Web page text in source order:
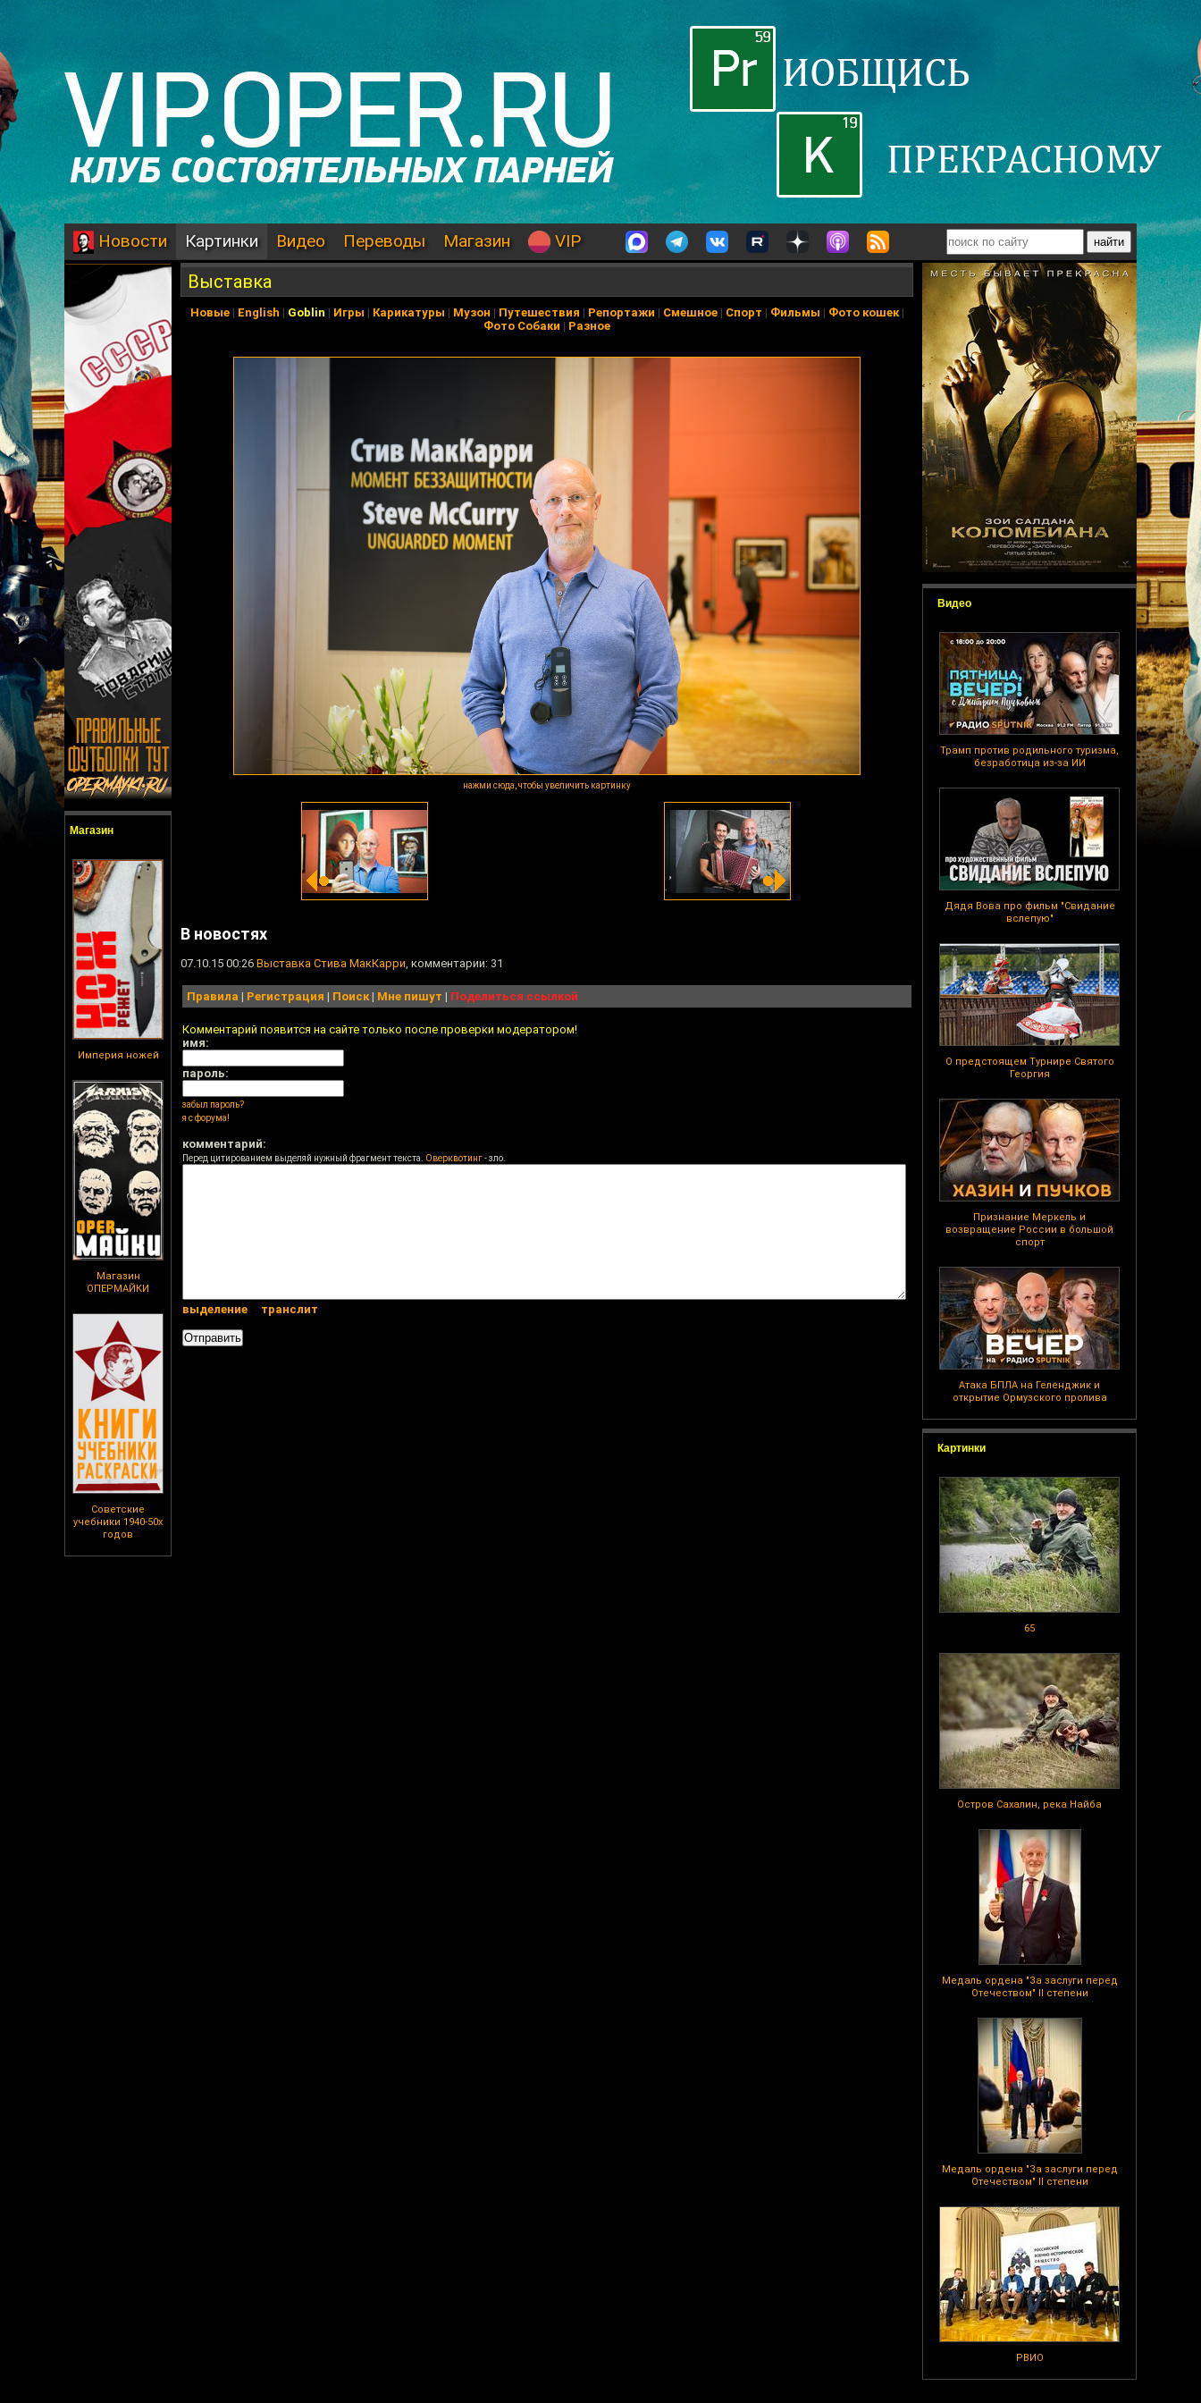
Новости Картинки Видео Переводы Магазин VIP
Магазин
Империя ножей
Магазин
ОПЕРМАЙКИ
Советские
учебники 1940-50х
годов
Видео
Трамп против родильного туризма,
безработица из-за ИИ
Дядя Вова про фильм "Свидание
вслепую"
О предстоящем Турнире Святого
Георгия
Признание Меркель и
возвращение России в большой
спорт
Атака БПЛА на Геленджик и
открытие Ормузского пролива
Картинки
65
Остров Сахалин, река Найба
Медаль ордена "За заслуги перед
Отечеством" II степени
Медаль ордена "За заслуги перед
Отечеством" II степени
РВИО
Выставка
Новые| English | Goblin | Игры | Карикатуры | Музон | Путешествия | Репортажи | Смешное| Спорт | Фильмы | Фото кошек|
Фото Собаки | Разное
нажми сюда, чтобы увеличить картинку
В новостях
07.10.15 00:26 Выставка Стива МакКарри, комментарии: 31
Правила | Регистрация | Поиск| Мне пишут | Поделиться ссылкой
Комментарий появится на сайте только после проверки модератором!
имя:
пароль:
забыл пароль?
я с форума!
комментарий:
Перед цитированием выделяй нужный фрагмент текста. Оверквотинг- зло.
выделение транслит